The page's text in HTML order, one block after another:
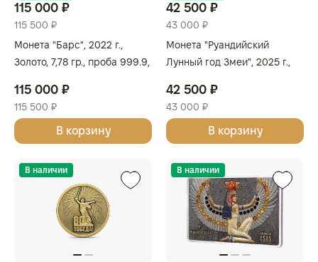
115 000 ₽
115 500 ₽
Монета "Барс", 2022 г.,
Золото, 7,78 гр., проба 999.9,
115 000 ₽
115 500 ₽
В корзину
42 500 ₽
43 000 ₽
Монета "Руандийский
Лунный год Змеи", 2025 г.,
РУАНДА
42 500 ₽
43 000 ₽
В корзину
В наличии В наличии